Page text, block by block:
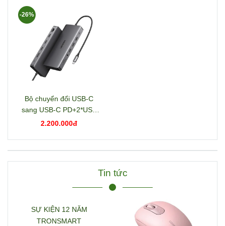
Bộ chuyển đổi USB-C
sang USB-C PD+2*USB
3.2+USB-C 3.2+2*USB
2.200.000đ
-26%
Tin tức
SỰ KIỆN 12 NĂM
TRONSMART